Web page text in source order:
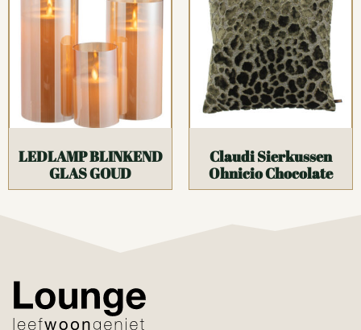
LEDLAMP BLINKEND
GLAS GOUD
Claudi Sierkussen
Ohnicio Chocolate